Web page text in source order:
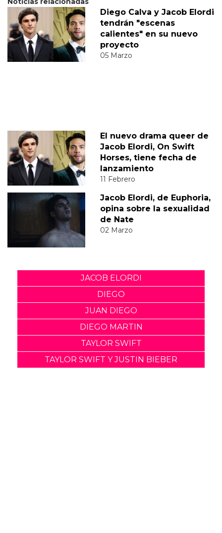
Diego Calva y Jacob Elordi
tendrán "escenas
calientes" en su nuevo
proyecto
05 Marzo
El nuevo drama queer de
Jacob Elordi, On Swift
Horses, tiene fecha de
lanzamiento
11 Febrero
Jacob Elordi, de Euphoria,
opina sobre la sexualidad
de Nate
02 Marzo
JACOB ELORDI
DIEGO
JUAN DIEGO
DIEGO MARTIN
TAYLOR SWIFT
TAYLOR SWIFT Y JUSTIN BIEBER